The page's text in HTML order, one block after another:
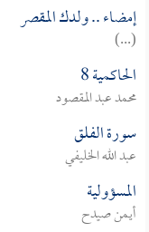
إمضاء .. ولدك المقصر
(...)
الحاكمية 8
محمد عبد المقصود
سورة الفلق
عبد الله الخليفي
المسؤولية
أيمن صيدح